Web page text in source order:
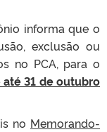
informa que o
exclusão ou
no PCA, para o
31 de outubro
no Memorando-